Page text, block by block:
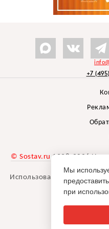
+7
© Sostav.ru 1998-2026
Использование материалов
Мы
при